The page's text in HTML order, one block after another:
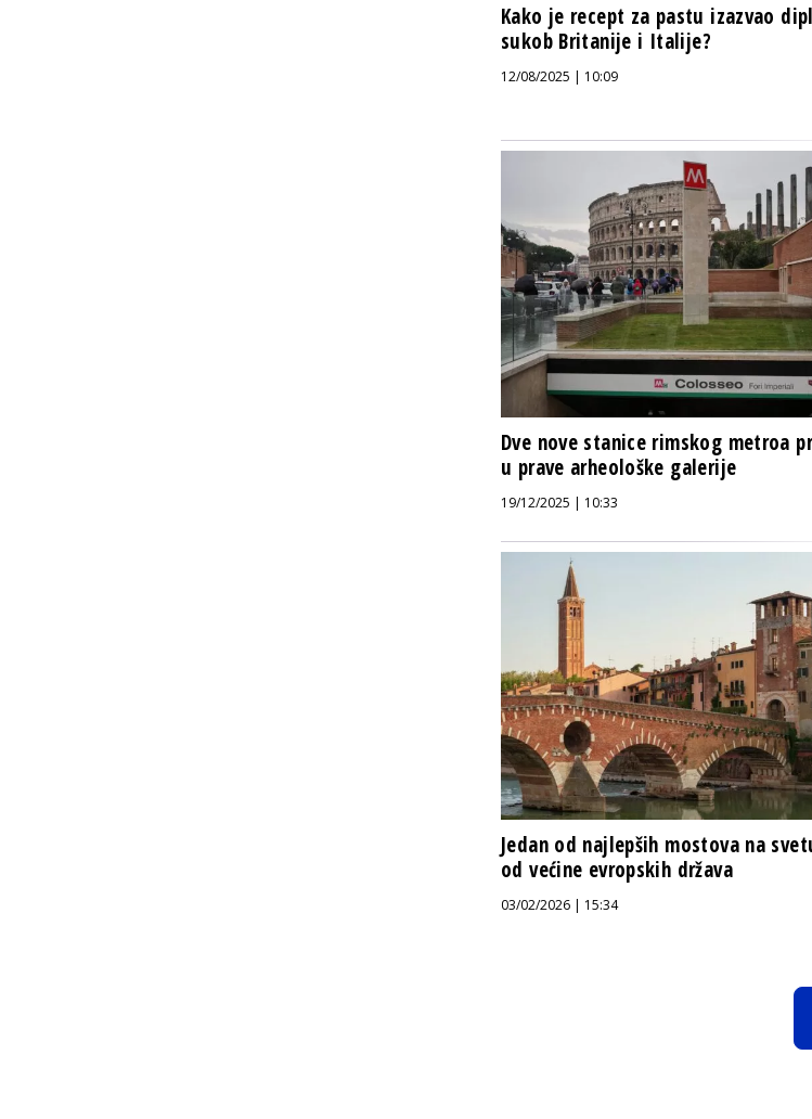
Kako je recept za pastu izazvao
sukob Britanije i Italije?
12/08/2025 | 10:09
Dve nove stanice rimskog metroa
u prave arheološke galerije
19/12/2025 | 10:33
Jedan od najlepših mostova na
od većine evropskih država
03/02/2026 | 15:34